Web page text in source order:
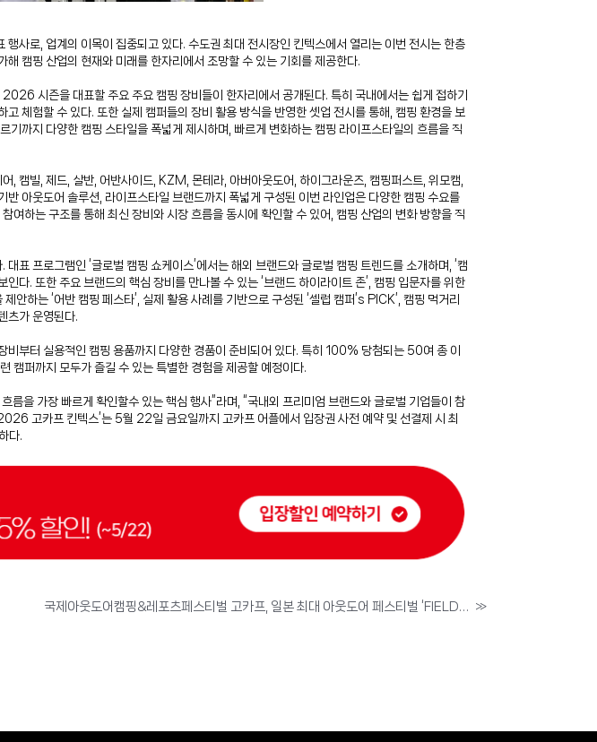
사로, 업계의 이목이 집중되고 있다. 수도권 최대 전시장인 킨텍스에서 열리는 이번 전시는 한층
캠핑 산업의 현재와 미래를 한자리에서 조망할 수 있는 기회를 제공한다.
시즌을 대표할 주요 주요 캠핑 장비들이 한자리에서 공개된다. 특히 국내에서는 쉽게 접하기
체험할 수 있다. 또한 실제 캠퍼들의 장비 활용 방식을 반영한 셋업 전시를 통해, 캠핑 환경을 보
까지 다양한 캠핑 스타일을 폭넓게 제시하며, 빠르게 변화하는 캠핑 라이프스타일의 흐름을 직
캠빌, 제드, 살반, 어반사이드, KZM, 몬테라, 아버아웃도어, 하이그라운즈, 캠핑퍼스트, 위모캠,
아웃도어 솔루션, 라이프스타일 브랜드까지 폭넓게 구성된 이번 라인업은 다양한 캠핑 수요를
여하는 구조를 통해 최신 장비와 시장 흐름을 동시에 확인할 수 있어, 캠핑 산업의 변화 방향을 직
표 프로그램인 ‘글로벌 캠핑 쇼케이스’에서는 해외 브랜드와 글로벌 캠핑 트렌드를 소개하며, ‘캠
다. 또한 주요 브랜드의 핵심 장비를 만나볼 수 있는 ‘브랜드 하이라이트 존’, 캠핑 입문자를 위한
안하는 ‘어반 캠핑 페스타’, 실제 활용 사례를 기반으로 구성된 ‘셀럽 캠퍼’s PICK’, 캠핑 먹거리
츠가 운영된다.
부터 실용적인 캠핑 용품까지 다양한 경품이 준비되어 있다. 특히 100% 당첨되는 50여 종 이
캠퍼까지 모두가 즐길 수 있는 특별한 경험을 제공할 예정이다.
을 가장 빠르게 확인할수 있는 핵심 행사”라며, “국내외 프리미엄 브랜드와 글로벌 기업들이 참
고카프 킨텍스’는 5월 22일 금요일까지 고카프 어플에서 입장권 사전 예약 및 선결제 시 최
다.
국제아웃도어캠핑&레포츠페스티벌 고카프, 일본 최대 아웃도어 페스티벌 ‘FIELDSTYLE’ 사로잡다 »